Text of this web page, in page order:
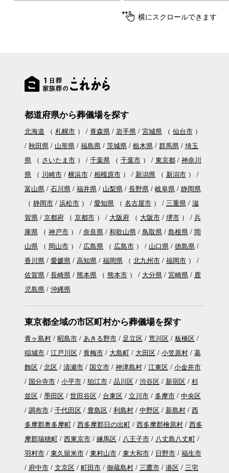
横にスクロールできます
都道府県から葬儀場を探す
北海道 （ 札幌市） 青森県 岩手県 宮城県（ 仙台市）
秋田県
山形県 福島県 茨城県 栃木県 群馬県
埼玉
県（ さいたま市） 千葉県（ 千葉市） 東京都
神奈川
県（ 川崎市 横浜市 相模原市） 新潟県（ 新潟市）
富山県
石川県 福井県 山梨県 長野県 岐阜県
静岡県
（ 静岡市 浜松市） 愛知県（ 名古屋市） 三重県
滋
賀県
京都府（ 京都市） 大阪府（ 大阪市 堺市）
兵
庫県（ 神戸市） 奈良県 和歌山県 鳥取県 島根県
岡
山県（ 岡山市） 広島県（ 広島市） 山口県
徳島県
香川県
愛媛県 高知県 福岡県（ 北九州市 福岡市）
佐賀県
長崎県 熊本県（ 熊本市） 大分県 宮崎県
鹿
児島県
沖縄県
東京都全域の市区町村から葬儀場を探す
青ヶ島村 昭島市 あきる野市 足立区 荒川区
板橋区
稲城市
江戸川区 青梅市 大島町 大田区 小笠原村
葛
飾区
北区 清瀬市 国立市 神津島村 江東区
小金井市
国分寺市
小平市 狛江市 品川区 渋谷区 新宿区
杉
並区
墨田区 世田谷区 台東区 立川市 多摩市
中央区
調布市
千代田区 豊島区 利島村 中野区 新島村
西
多摩郡奥多摩町
西多摩郡日の出町 西多摩郡檜原村
西多
摩郡瑞穂町
西東京市 練馬区 八王子市
八丈島八丈町
羽村市
東久留米市 東村山市 東大和市 日野市
福生市
府中市
文京区 町田市 御蔵島村 三鷹市 港区
三宅